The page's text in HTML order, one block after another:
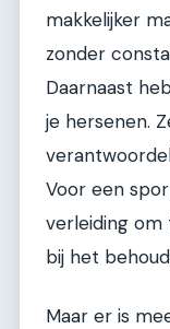
makkelijker
zonder
Daarnaast
je hersenen.
Voor een
verleiding om
bij het
Maar er is